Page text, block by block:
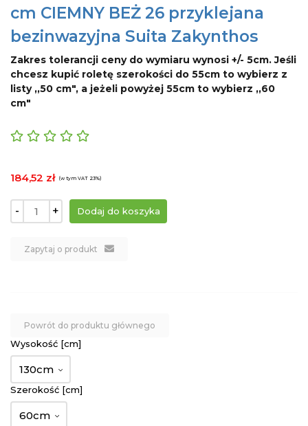
cm CIEMNY BEŻ 26 przyklejana
bezinwazyjna Suita Zakynthos
Zakres tolerancji ceny do wymiaru wynosi +/- 5cm. Jeśli
chcesz kupić roletę szerokości do 55cm to wybierz z
listy ,,50 cm", a jeżeli powyżej 55cm to wybierz ,,60
cm"
184,52 zł (w tym VAT 23%)
- +
Zapytaj o produkt
Powrót do produktu głównego
Wysokość [cm]
130cm
Szerokość [cm]
60cm